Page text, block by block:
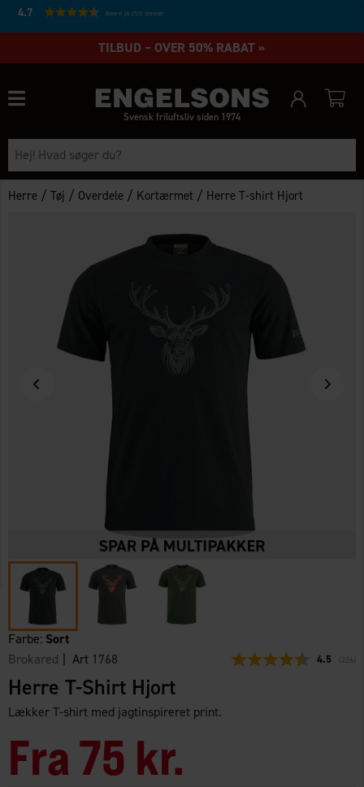
4.7 Baseret på 27231 stemmer
TILBUD – OVER 50% RABAT »
Svensk friluftsliv siden 1974
Herre /Tøj / Overdele / Kortærmet / Herre T-shirt Hjort
Farbe: Sort
Brokared | Art 1768 4.5 226
Herre T-Shirt Hjort
Lækker T-shirt med jagtinspireret print.
Fra75 kr.